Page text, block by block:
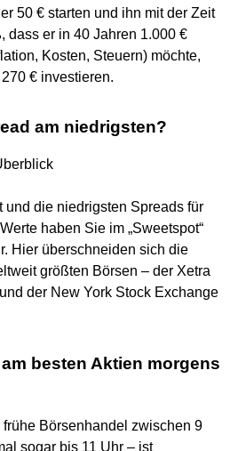
50 € starten und ihn mit der Zeit
dass er in 40 Jahren 1.000 €
Kosten, Steuern) möchte,
€ investieren.
am niedrigsten?
und die niedrigsten Spreads für
haben Sie im „Sweetspot“
Hier überschneiden sich die
größten Börsen – der Xetra
der New York Stock Exchange
besten Aktien morgens
Börsenhandel zwischen 9
sogar bis 11 Uhr – ist